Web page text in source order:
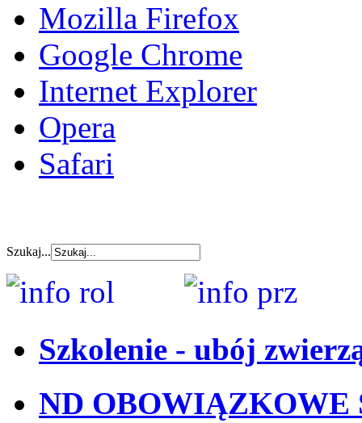
Mozilla Firefox
Google Chrome
Internet Explorer
Opera
Safari
Szukaj...
Szkolenie - ubój
ND OBOWIĄZKOWE